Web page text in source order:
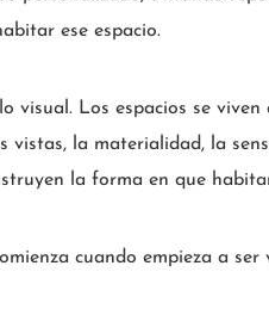
ese espacio.
visual. Los espacios se
vistas, la materialidad, la
la forma en que
cuando empieza a ser